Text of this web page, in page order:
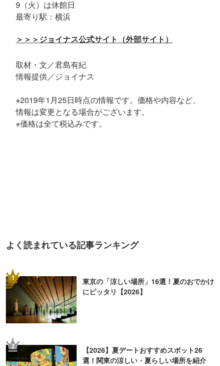
9（火）は休館日
最寄り駅：横浜
＞＞＞ジョイナス公式サイト（外部サイト）
取材・文／君島有紀
情報提供／ジョイナス
※2019年1月25日時点の情報です。価格や内容など、
情報は変更となる場合がございます。
※価格は全て税込みです。
よく読まれている記事ランキング
1
東京の「涼しい場所」16選！夏のおでかけ
にピッタリ【2026】
2
【2026】夏デートおすすめスポット26
選！関東の涼しい・夏らしい場所を紹介